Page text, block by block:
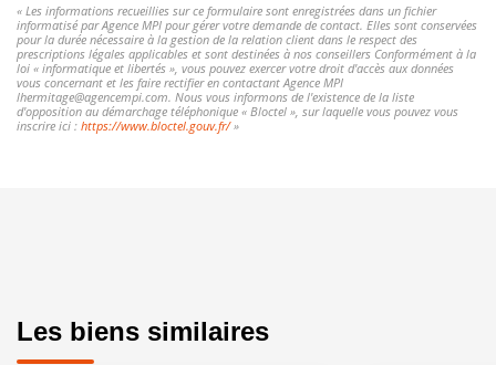
« Les informations recueillies sur ce formulaire sont enregistrées dans un fichier
informatisé par Agence MPI pour gérer votre demande de contact. Elles sont conservées
pour la durée nécessaire à la gestion de la relation client dans le respect des
prescriptions légales applicables et sont destinées à nos conseillers Conformément à la
loi « informatique et libertés », vous pouvez exercer votre droit d'accès aux données
vous concernant et les faire rectifier en contactant Agence MPI
lhermitage@agencempi.com. Nous vous informons de l'existence de la liste
d'opposition au démarchage téléphonique « Bloctel », sur laquelle vous pouvez vous
inscrire ici : https://www.bloctel.gouv.fr/»
Les biens similaires